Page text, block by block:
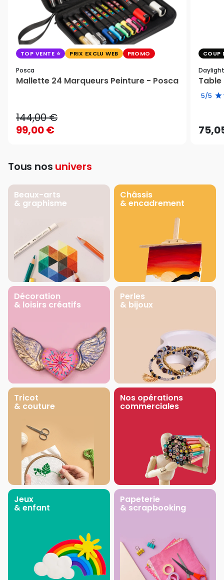
TOP VENTE PRIX EXCLU WEB PROMO
Posca
Mallette 24 Marqueurs Peinture - Posca
144,00 €
99,00 €
COUP
Daylight
Table
5/5
Tous nos univers
Beaux-arts
& graphisme
Châssis
& encadrement
Décoration
& loisirs créatifs
Perles
& bijoux
Tricot
& couture
Nos opérations
commerciales
Jeux
& enfant
Papeterie
& scrapbooking